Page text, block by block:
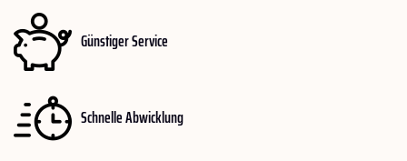
Günstiger Service
Schnelle Abwicklung